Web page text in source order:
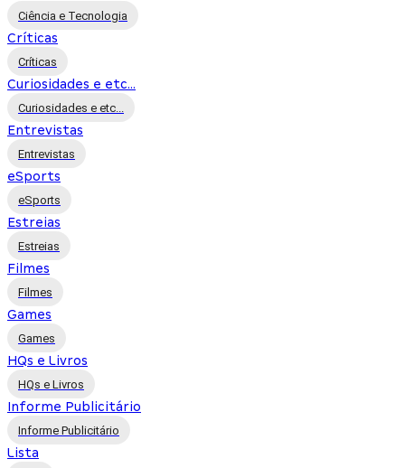
Ciência e Tecnologia
Críticas
Críticas
Curiosidades e etc...
Curiosidades e etc...
Entrevistas
Entrevistas
eSports
eSports
Estreias
Estreias
Filmes
Filmes
Games
Games
HQs e Livros
HQs e Livros
Informe Publicitário
Informe Publicitário
Lista